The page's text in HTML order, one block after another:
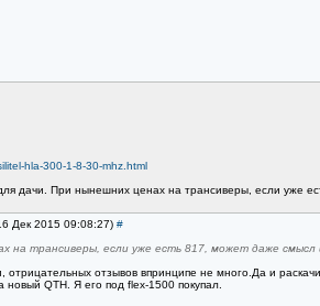
hla-300-1-8-30-mhz.html
дачи. При нынешних ценах на трансиверы, если уже
Дек 2015 09:08:27) #
на трансиверы, если уже есть 817, может даже
отзывов впринципе не много.Да и
новый QTH. Я его под flex-1500 покупал.